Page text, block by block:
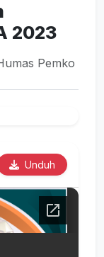
2023
Pemko
Unduh